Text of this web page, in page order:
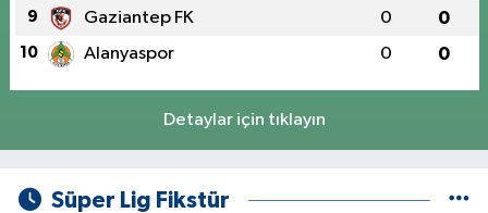
9 Gaziantep FK 0 0
10 Alanyaspor 0 0
Detaylar için tıklayın
Süper Lig Fikstür